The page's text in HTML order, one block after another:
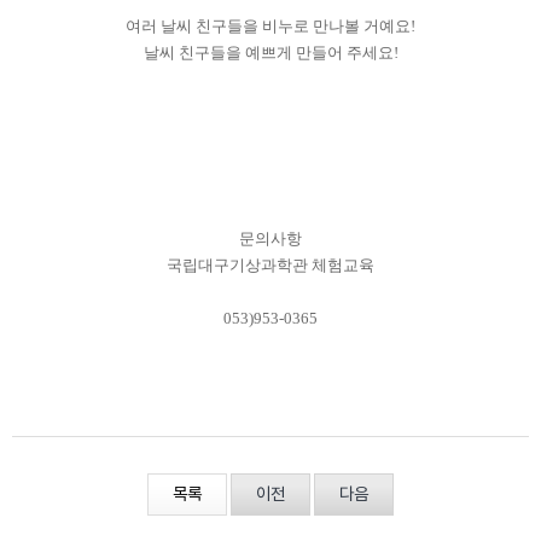
여러 날씨 친구들을 비누로 만나볼 거예요!
날씨 친구들을 예쁘게 만들어 주세요!
문의사항
국립대구기상과학관 체험교육
053)953-0365
목록 이전 다음